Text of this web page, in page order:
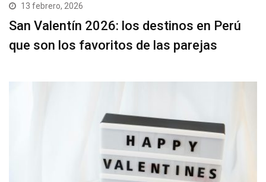
13 febrero, 2026
San Valentín 2026: los destinos en Perú
que son los favoritos de las parejas